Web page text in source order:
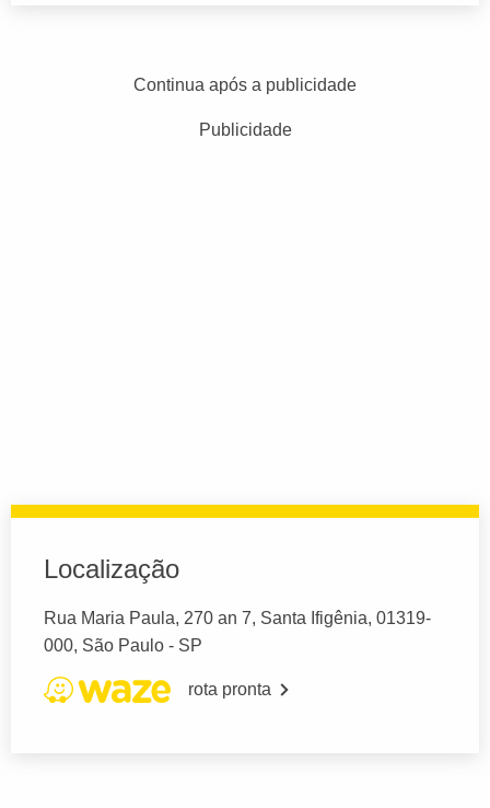
Continua após a publicidade
Publicidade
Localização
Rua Maria Paula, 270 an 7, Santa Ifigênia, 01319-
000, São Paulo - SP
rota pronta